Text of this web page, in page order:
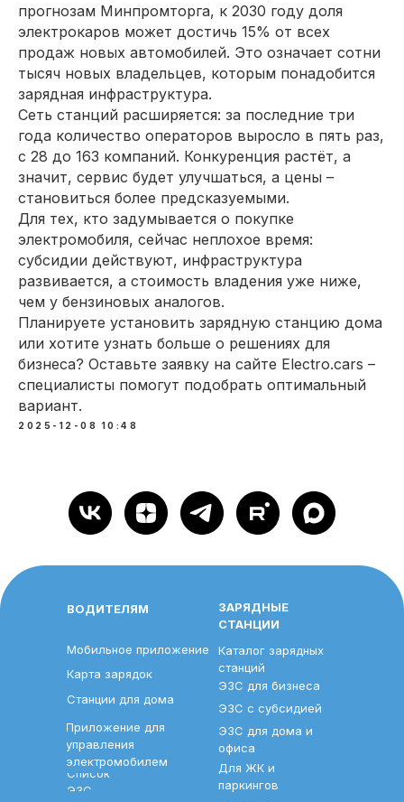
прогнозам Минпромторга, к 2030 году доля
электрокаров может достичь 15% от всех
продаж новых автомобилей. Это означает сотни
тысяч новых владельцев, которым понадобится
зарядная инфраструктура.
Сеть станций расширяется: за последние три
года количество операторов выросло в пять раз,
с 28 до 163 компаний. Конкуренция растёт, а
значит, сервис будет улучшаться, а цены –
становиться более предсказуемыми.
Для тех, кто задумывается о покупке
электромобиля, сейчас неплохое время:
субсидии действуют, инфраструктура
развивается, а стоимость владения уже ниже,
чем у бензиновых аналогов.
Планируете установить зарядную станцию дома
или хотите узнать больше о решениях для
бизнеса? Оставьте заявку на сайте Electro.cars –
специалисты помогут подобрать оптимальный
вариант.
2025-12-08 10:48
Мобильное приложение
Карта зарядок
Список
ЭЗС
Станции для дома
Приложение для
управления
электромобилем
ЭЗС для дома и
офиса
ЭЗС с субсидией
ЭЗС для бизнеса
Каталог зарядных
станций
ВОДИТЕЛЯМ
ЗАРЯДНЫЕ
СТАНЦИИ
Для ЖК и
паркингов